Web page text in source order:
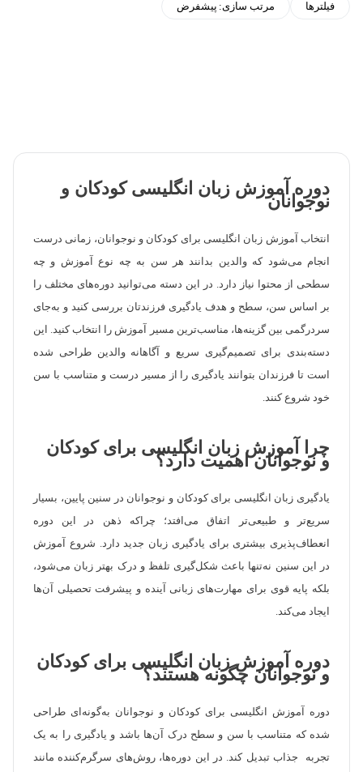
فیلترها مرتب سازی: پیشفرض
دوره آموزش زبان انگلیسی کودکان و
نوجوانان
انتخاب آموزش زبان انگلیسی برای کودکان و نوجوانان، زمانی درست
انجام می‌شود که والدین بدانند هر سن به چه نوع آموزش و چه
سطحی از محتوا نیاز دارد. در این دسته می‌توانید دوره‌های مختلف را
بر اساس سن، سطح و هدف یادگیری فرزندتان بررسی کنید و به‌جای
سردرگمی بین گزینه‌ها، مناسب‌ترین مسیر آموزش را انتخاب کنید. این
دسته‌بندی برای تصمیم‌گیری سریع و آگاهانه والدین طراحی شده
است تا فرزندان بتوانند یادگیری را از مسیر درست و متناسب با سن
خود شروع کنند.
چرا آموزش زبان انگلیسی برای کودکان
و نوجوانان اهمیت دارد؟
یادگیری زبان انگلیسی برای کودکان و نوجوانان در سنین پایین، بسیار
سریع‌تر و طبیعی‌تر اتفاق می‌افتد؛ چراکه ذهن در این دوره
انعطاف‌پذیری بیشتری برای یادگیری زبان جدید دارد. شروع آموزش
در این سنین نه‌تنها باعث شکل‌گیری تلفظ و درک بهتر زبان می‌شود،
بلکه پایه قوی برای مهارت‌های زبانی آینده و پیشرفت تحصیلی آن‌ها
ایجاد می‌کند.
دوره آموزش زبان انگلیسی برای کودکان
و نوجوانان چگونه هستند؟
دوره آموزش انگلیسی برای کودکان و نوجوانان به‌گونه‌ای طراحی
شده که متناسب با سن و سطح درک آن‌ها باشد و یادگیری را به یک
تجربه جذاب تبدیل کند. در این دوره‌ها، روش‌های سرگرم‌کننده مانند